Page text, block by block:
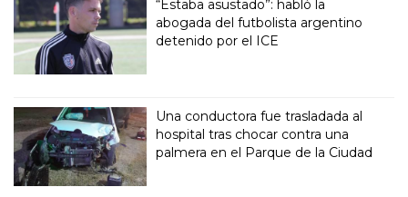
“Estaba asustado”: habló la
abogada del futbolista argentino
detenido por el ICE
Una conductora fue trasladada al
hospital tras chocar contra una
palmera en el Parque de la Ciudad